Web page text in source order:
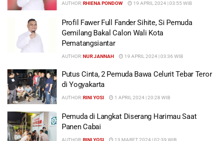
AUTHOR:RHIENA PONDOW 19 APRIL 2024 | 03:55 WIB
Profil Fawer Full Fander Sihite, Si Pemuda
Gemilang Bakal Calon Wali Kota
Pematangsiantar
AUTHOR:NUR JANNAH 19 APRIL 2024 | 03:36 WIB
Putus Cinta, 2 Pemuda Bawa Celurit Tebar Teror
di Yogyakarta
AUTHOR:RINI YOSI 1 APRIL 2024 | 20:28 WIB
Pemuda di Langkat Diserang Harimau Saat
Panen Cabai
AUTHOR:RINI YOSI 13 MARET 2024 | 02:39 WIB